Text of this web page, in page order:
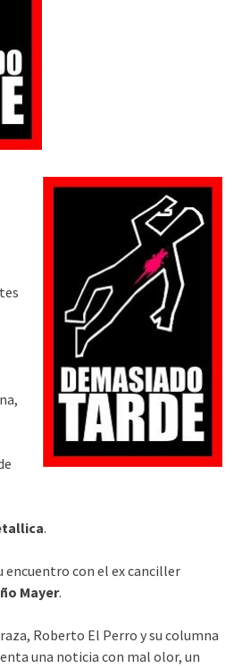
.
encuentro con el ex canciller
Mayer.
Roberto El Perro y su columna
una noticia con mal olor, un